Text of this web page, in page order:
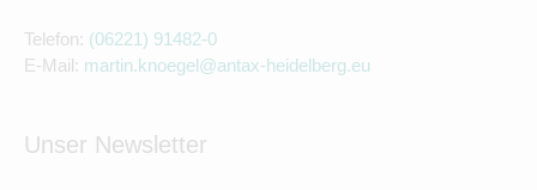
Telefon: (06221) 91482-0
E-Mail: martin.knoegel@antax-heidelberg.eu
Unser Newsletter